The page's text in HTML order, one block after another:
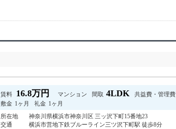
賃料 16.8万円 マンション 間取 4LDK 共益費・管理費
敷金 1ヶ月 礼金 1ヶ月
所在地
神奈川県横浜市神奈川区 三ッ沢下町15番地23
交通
横浜市営地下鉄ブルーライン三ツ沢下町駅 徒歩8分